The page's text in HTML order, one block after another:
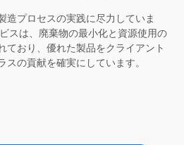
プロセスの実践に尽力していま
スは、廃棄物の最小化と資源使用の
ており、優れた製品をクライアント
の貢献を確実にしています。